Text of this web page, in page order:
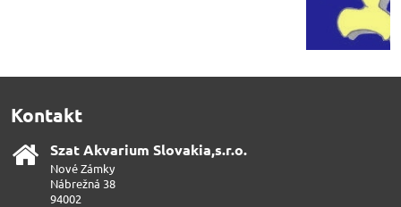
Kontakt
Szat Akvarium Slovakia,s​.r​.o​.
Nové Zámky
Nábrežná 38
94002